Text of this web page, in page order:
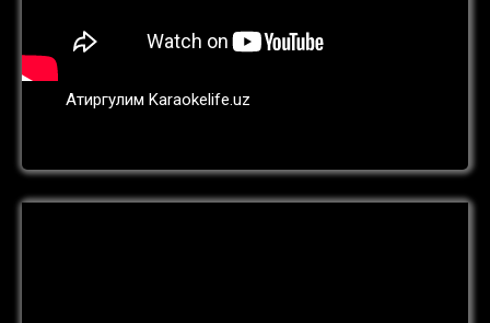
Атиргулим Karaokelife.uz